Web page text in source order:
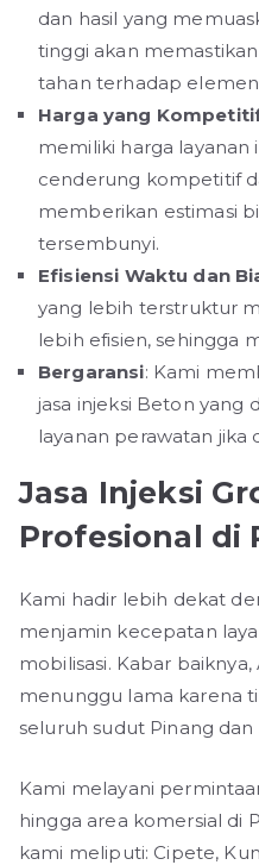
dan hasil yang
tinggi akan
tahan terhadap
Harga yang
memiliki harga layanan
cenderung kompetitif
memberikan estimasi
tersembunyi.
Efisiensi Waktu dan
yang lebih terstruktur
lebih efisien, sehingga
Bergaransi: Kami
jasa injeksi Beton yang
layanan perawatan jika
Jasa Injeksi
Profesional di
Kami hadir lebih dekat
menjamin kecepatan
mobilisasi. Kabar
menunggu lama karena
seluruh sudut Pinang dan
Kami melayani
hingga area komersial di
kami meliputi: Cipete,